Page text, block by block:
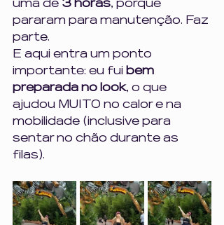
uma de 3 horas, porque
pararam para manutenção. Faz
parte.
E aqui entra um ponto
importante: eu fui bem
preparada no look, o que
ajudou MUITO no calor e na
mobilidade (inclusive para
sentar no chão durante as
filas).